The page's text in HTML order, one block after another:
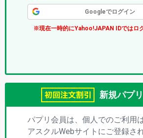
Googleでログイン
※現在一時的にYahoo!JAPAN IDではロ
新規パプ
パプリ会員は、個人でのご利用
アスクルWebサイトにご登録さ